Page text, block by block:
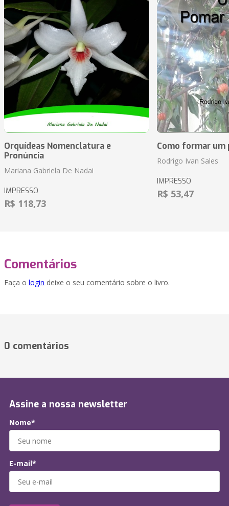
Orquídeas Nomenclatura e
Pronúncia
Mariana Gabriela De Nadai
IMPRESSO
R$ 118,73
Como formar um
Rodrigo Ivan Sales
IMPRESSO
R$ 53,47
Comentários
Faça o login deixe o seu comentário sobre o livro.
0 comentários
Assine a nossa newsletter
Nome*
E-mail*